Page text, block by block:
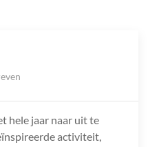
hele jaar naar uit te
activiteit,